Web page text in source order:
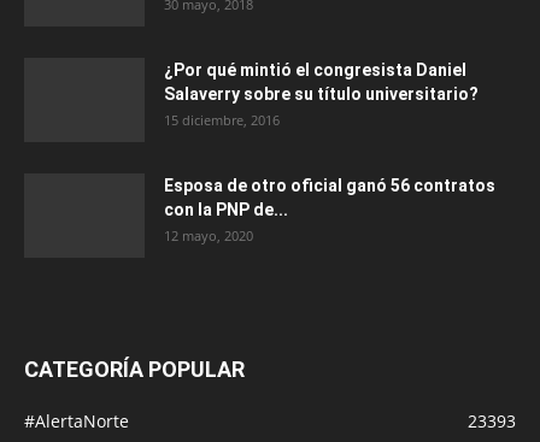
30 mayo, 2018
¿Por qué mintió el congresista Daniel
Salaverry sobre su título universitario?
15 diciembre, 2016
Esposa de otro oficial ganó 56 contratos
con la PNP de...
12 mayo, 2020
CATEGORÍA POPULAR
#AlertaNorte
23393